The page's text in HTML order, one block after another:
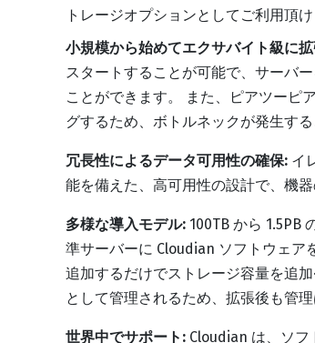
トレージオプションとしてご利用頂け
小規模から始めてエクサバイト級に
スタートすることが可能で、サーバ
ことができます。 また、ピアツーピ
グするため、ボトルネックが発生する
冗長性によるデータ可用性の確保: イ
能を備えた、高可用性の設計で、機
多様な導入モデル: 100TB から 1.5PB
準サーバーに Cloudian ソフトウェア
追加するだけでストレージ容量を追
として管理されるため、拡張後も管
世界中でサポート: Cloudian は、ソ